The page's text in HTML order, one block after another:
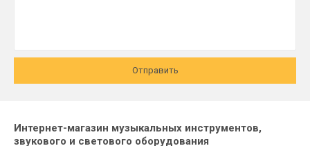
Отправить
Интернет-магазин музыкальных инструментов,
звукового и светового оборудования